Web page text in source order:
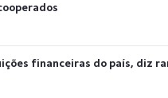
financeiras do país, diz